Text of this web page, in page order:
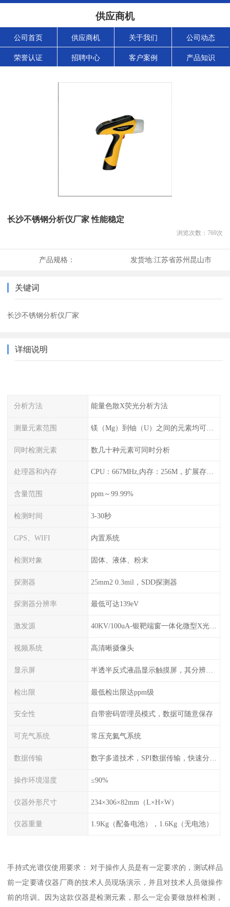
供应商机
公司首页 供应商机 关于我们 公司动态
荣誉认证 招聘中心 客户案例 产品知识
长沙不锈钢分析仪厂家 性能稳定
浏览次数： 769次
产品规格： 发货地:江苏省苏州昆山市
关键词
长沙不锈钢分析仪厂家
详细说明
分析方法 能量色散X荧光分析方法
测量元素范围 镁（Mg）到铀（U）之间的元素均可测量
同时检测元素 数几十种元素可同时分析
处理器和内存 CPU：667MHz,内存：256M，扩展存储最大支持32G，标配2G，可以海量存储数据
含量范围 ppm～99.99%
检测时间 3-30秒
GPS、WIFI 内置系统
检测对象 固体、液体、粉末
探测器 25mm2 0.3mil，SDD探测器
探测器分辨率 最低可达139eV
激发源 40KV/100uA-银靶端窗一体化微型X光管及高压电源
视频系统 高清晰摄像头
显示屏 半透半反式液晶显示触摸屏，其分辨率是640*480
检出限 最低检出限达ppm级
安全性 自带密码管理员模式，数据可随意保存
可充气系统 常压充氦气系统
数据传输
操作环境湿度 ≤90%
仪器外形尺寸 234×306×82mm（L×H×W）
仪器重量 1.9Kg（配备电池），1.6Kg（无电池）
手持式光谱仪使用要求： 对于操作人员是有一定要求的，测试样品
前一定要请仪器厂商的技术人员现场演示，并且对技术人员做操作
前的培训。因为这款仪器是检测元素，那么一定会要做放样检测，